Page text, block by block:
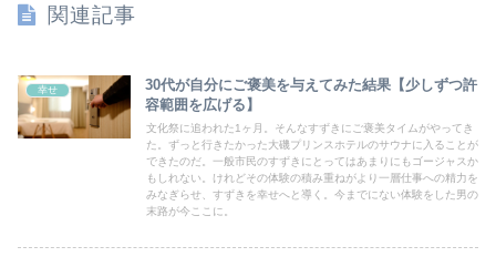
関連記事
幸せ
30代が自分にご褒美を与えてみた結果【少しずつ許
容範囲を広げる】
文化祭に追われた1ヶ月。そんなすずきにご褒美タイムがやってき
た。ずっと行きたかった大磯プリンスホテルのサウナに入ることが
できたのだ。一般市民のすずきにとってはあまりにもゴージャスか
もしれない。けれどその体験の積み重ねがより一層仕事への精力を
みなぎらせ、すずきを幸せへと導く。今までにない体験をした男の
末路が今ここに。